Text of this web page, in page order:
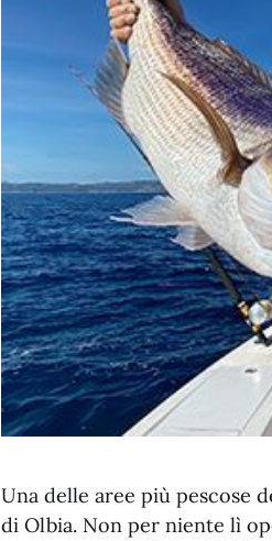
Una delle aree più pescose
di Olbia. Non per niente lì